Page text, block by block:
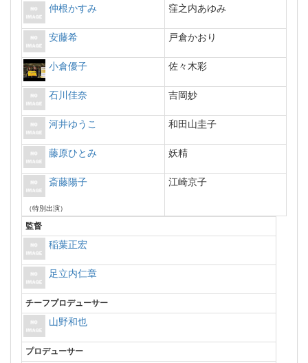
仲根かすみ 窪之内あゆみ
安藤希 戸倉かおり
小倉優子 佐々木彩
石川佳奈 吉岡妙
河井ゆうこ 和田山圭子
藤原ひとみ 妖精
斎藤陽子
（特別出演）
江崎京子
監督
稲葉正宏
足立内仁章
チーフプロデューサー
山野和也
プロデューサー